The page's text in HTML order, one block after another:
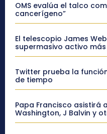
OMS evalúa el talco
cancerígeno”
El telescopio James
supermasivo activo
Twitter prueba la
de tiempo
Papa Francisco asistirá
Washington, J Balvin y